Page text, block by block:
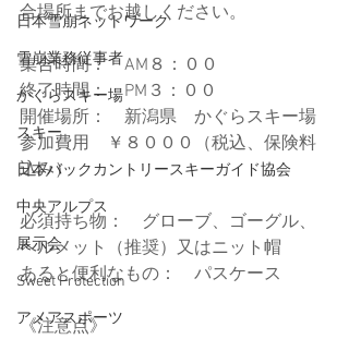
日本雪崩ネットワーク
雪崩業務従事者
かぐらスキー場
スキー
日本バックカントリースキーガイド協会
中央アルプス
展示会
Sweet Protection
アメアスポーツ
合場所までお越しください。
集合時間：　AM８：００
終了時間：　PM３：００
開催場所：　新潟県　かぐらスキー場
参加費用　￥８０００（税込、保険料
込み）
必須持ち物：　グローブ、ゴーグル、
ヘルメット（推奨）又はニット帽
あると便利なもの：　パスケース
《注意点》